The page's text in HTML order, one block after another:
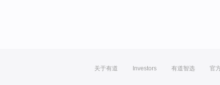
关于有道 Investors 有道智选 官